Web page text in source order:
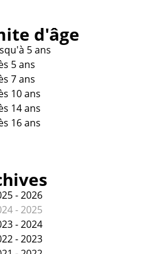
d'âge
5 ans
5 ans
7 ans
10 ans
14 ans
16 ans
- 2026
- 2025
- 2024
- 2023